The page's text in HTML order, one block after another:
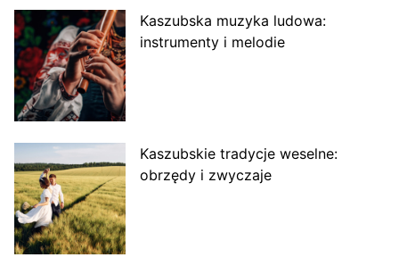
Kaszubska muzyka ludowa:
instrumenty i melodie
Kaszubskie tradycje weselne:
obrzędy i zwyczaje